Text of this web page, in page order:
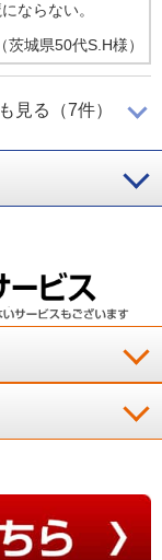
ならない。
（茨城県50代S.H様）
います。
驚き
とは驚きまし
T.T様）
見る（7件）